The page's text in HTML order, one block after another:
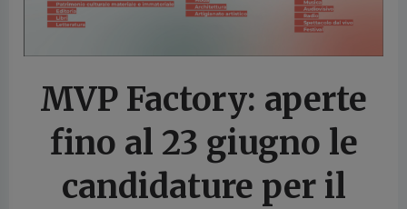
MVP Factory: aperte
fino al 23 giugno le
candidature per il